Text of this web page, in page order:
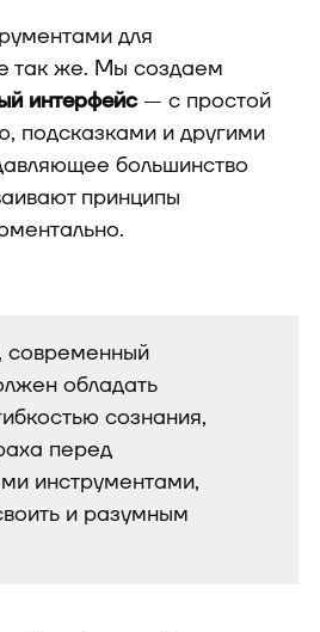
для
так же. Мы создаем
интерфейс— с простой
подсказками и другими
большинство
принципы
современный
обладать
сознания,
перед
инструментами,
и разумным